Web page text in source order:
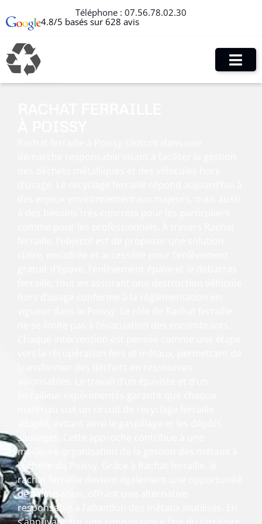
Téléphone : 07.56.78.02.30
4.8/5 basés sur 628 avis
sauvages. Cette approche contribue à une
meilleure organisation de la gestion des métaux à
l’échelle du Poissy. Grâce à Rachat ferraille, le
rachat ferraille devient également une opportunité
de valorisation, offrant une alternative
responsable à l’abandon des métaux inutilisés. En